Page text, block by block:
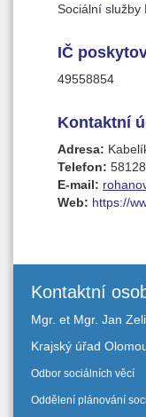
stanovena ve
Sociální služby
IČ
49558854
Kontaktní
Adresa:
Telefon:
E-mail:
Web: https://
Kontaktní
Mgr. et Mgr. Jan
Krajský úřad
Odbor sociálních věcí
Oddělení plánování